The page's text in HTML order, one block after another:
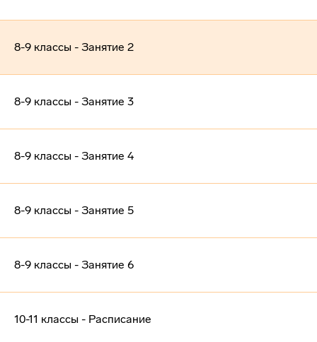
8-9 классы - Занятие 2
8-9 классы - Занятие 3
8-9 классы - Занятие 4
8-9 классы - Занятие 5
8-9 классы - Занятие 6
10-11 классы - Расписание